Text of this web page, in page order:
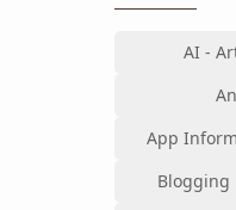
AI -
App
Blogging